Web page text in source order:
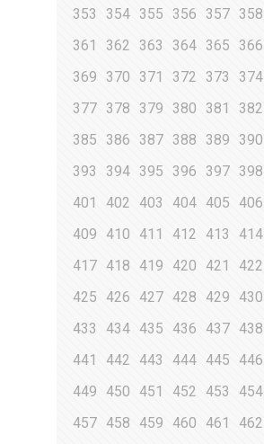
353 354 355 356 357 358
361
362 363 364 365 366
369
370 371 372 373 374
377 378 379 380 381 382
385
386 387 388 389 390
393
394 395 396 397 398
401
402 403 404 405 406
409
410 411 412 413 414
417 418 419 420 421 422
425
426 427 428 429 430
433
434 435 436 437 438
441
442 443 444 445 446
449
450 451 452 453 454
457 458 459 460 461 462